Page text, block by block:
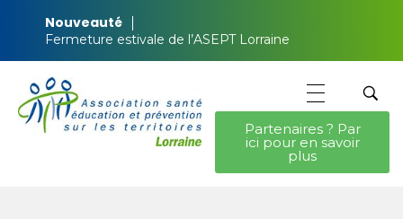
Nouveauté
Fermeture estivale de l’ASEPT Lorraine
Partenaires ? Par
ici pour en savoir
plus